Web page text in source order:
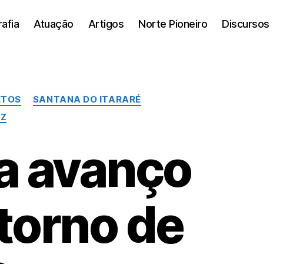
Atuação Artigos Norte Pioneiro Discursos
SANTANA DO ITARARÉ
avanço
de